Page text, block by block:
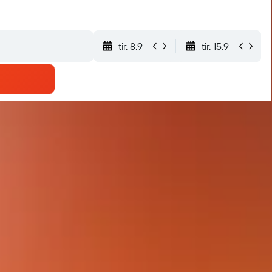
tir. 8.9 tir. 15.9